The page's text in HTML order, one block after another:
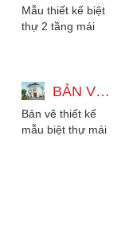
Mẫu thiết kế biệt
thự 2 tầng mái
trúc...
BẢN VẼ THIẾT KẾ MẪU BIỆT THỰ MÁI NHẬT 2 TẦNG ĐẸP TÂN CỔ ĐIỂN
Bản vẽ thiết kế
mẫu biệt thự mái